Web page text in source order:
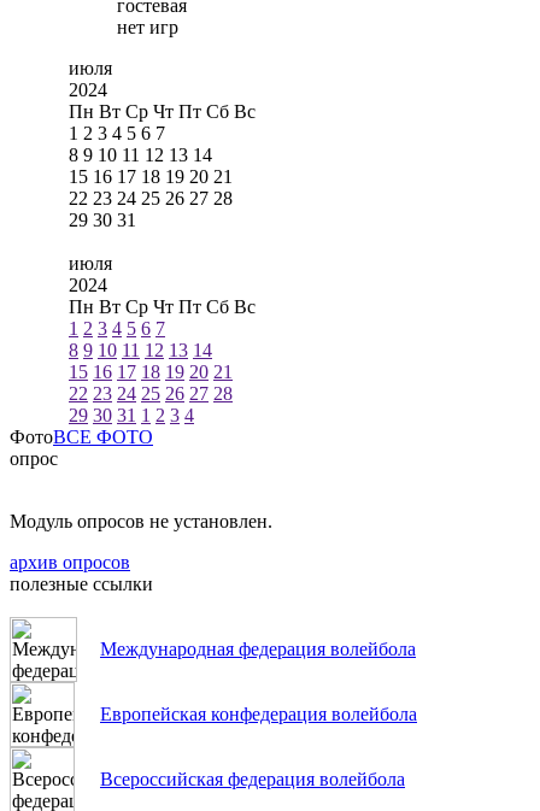
гостевая
нет игр
июля
2024
Пн Вт Ср Чт Пт Сб Вс
1 2 3 4 5 6 7
8 9 10 11 12 13 14
15 16 17 18 19 20 21
22 23 24 25 26 27 28
29 30 31
июля
2024
Пн Вт Ср Чт Пт Сб Вс
1 2 3 4 5 6 7
8 9 10 11 12 13 14
15 16 17 18 19 20 21
22 23 24 25 26 27 28
29 30 31 1 2 3 4
ФотоВСЕ ФОТО
опрос
Модуль опросов не установлен.
архив опросов
полезные ссылки
Международная федерация волейбола
Европейская конфедерация волейбола
Всероссийская федерация волейбола